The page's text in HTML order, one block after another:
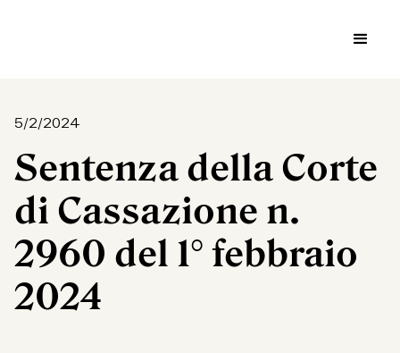
5/2/2024
Sentenza della Corte
di Cassazione n.
2960 del 1° febbraio
2024